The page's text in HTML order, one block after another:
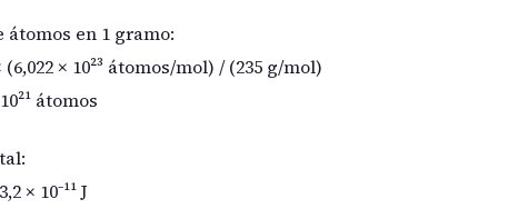
en 1 gramo:
× 10²³ átomos/mol) / (235 g/mol)
átomos
× 10⁻¹¹ J